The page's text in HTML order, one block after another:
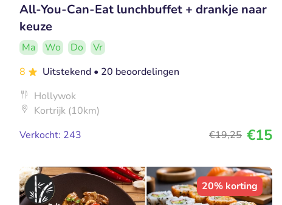
All-You-Can-Eat lunchbuffet + drankje naar
keuze
Ma Wo Do
Vr
8
Uitstekend • 20 beoordelingen
Hollywok
Kortrijk (10km)
Verkocht: 243
€19,25 €15
20% korting